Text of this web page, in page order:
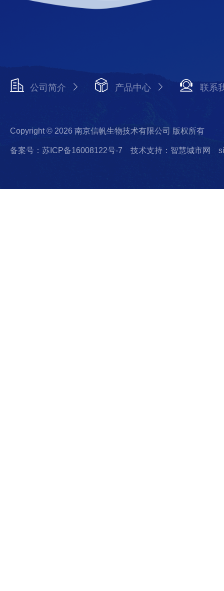
公司简介 产品中心 联系
Copyright © 2026 南京信帆生物技术有限公司 版权所有
备案号：苏ICP备16008122号-7 技术支持：智慧城市网